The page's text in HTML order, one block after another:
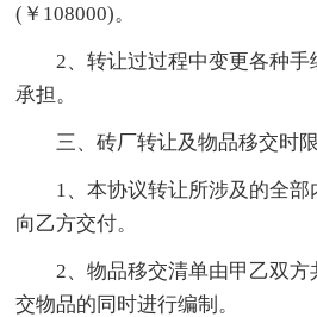
(￥108000)。
2、转让过过程中变更各种
承担。
三、砖厂转让及物品移交时限
1、本协议转让所涉及的全
向乙方交付。
2、物品移交清单由甲乙双
交物品的同时进行编制。